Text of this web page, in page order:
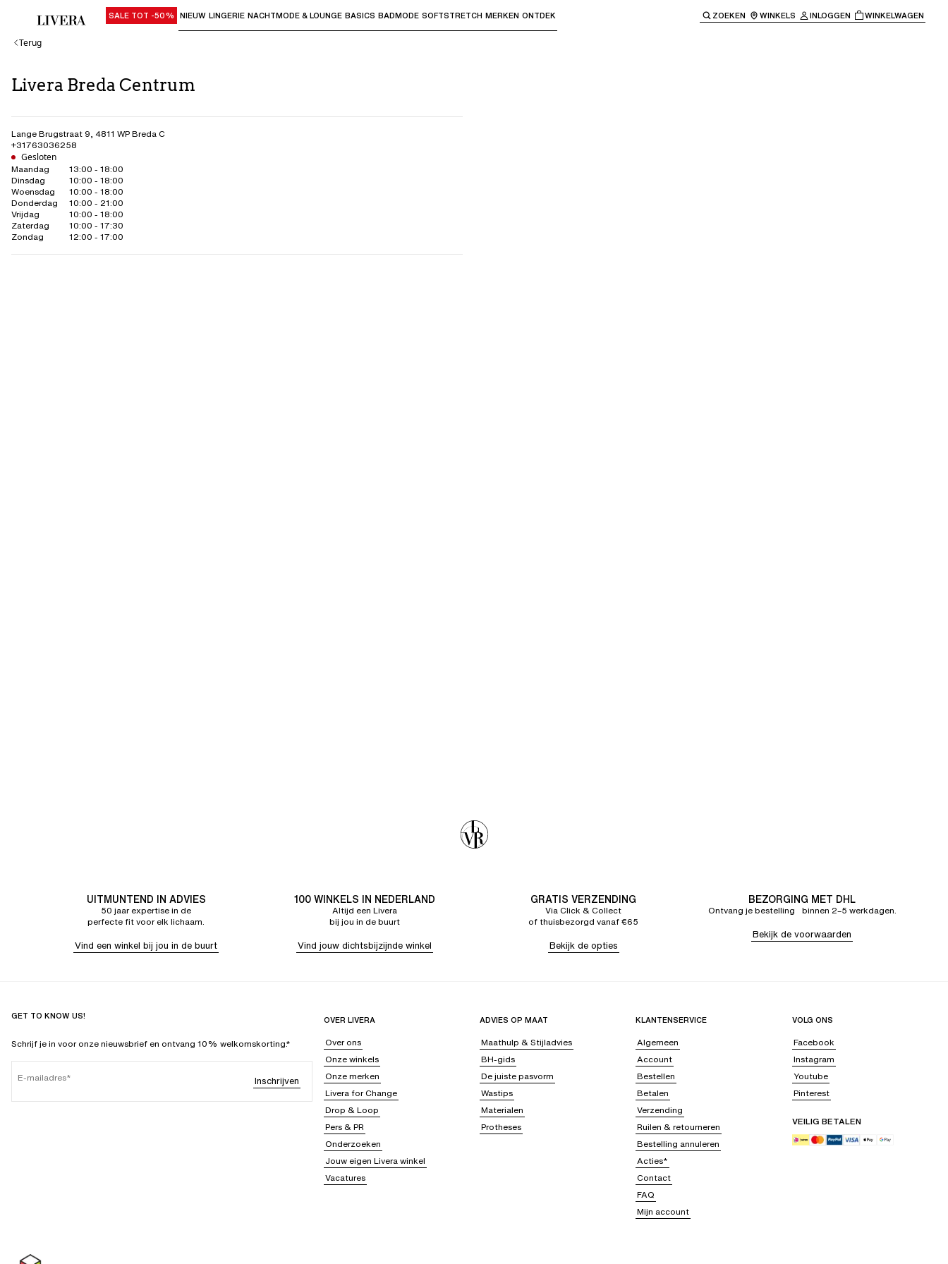
Gebruik "Pijl omlaag" of "Enter" om submenu's te openen en "Pijl omhoog" of "Escape" om terug te keren naar de hoofdnavigatie.
SALE TOT -50% NIEUW LINGERIE NACHTMODE & LOUNGE BASICS BADMODE SOFTSTRETCH MERKEN ONTDEK ZOEKEN WINKELS INLOGGEN WINKELWAGEN
Terug
Livera Breda Centrum
Lange Brugstraat 9, 4811 WPBreda C
+31763036258
Gesloten
Maandag
13:00 - 18:00
Dinsdag
10:00 - 18:00
Woensdag
10:00 - 18:00
Donderdag
10:00 - 21:00
Vrijdag
10:00 - 18:00
Zaterdag
10:00 - 17:30
Zondag
12:00 - 17:00
UITMUNTEND IN ADVIES
50 jaar expertise in de
perfecte fit voor elk lichaam.
Vind een winkel bij jou in de buurt
100 WINKELS IN NEDERLAND
Altijd een Livera
bij jou in de buurt
Vind jouw dichtsbijzijnde winkel
GRATIS VERZENDING
Via Click & Collect
of thuisbezorgd vanaf €65
Bekijk de opties
BEZORGING MET DHL
Ontvang je bestelling binnen 2–5 werkdagen.
Bekijk de voorwaarden
GET TO KNOW US!
Schrijf je in voor onze nieuwsbrief en ontvang 10% welkomskorting.*
E-mailadres Inschrijven
OVER LIVERA
Over ons
Onze winkels
Onze merken
Livera for Change
Drop & Loop
Pers & PR
Onderzoeken
Jouw eigen Livera winkel
Vacatures
ADVIES OP MAAT
Maathulp & Stijladvies
BH-gids
De juiste pasvorm
Wastips
Materialen
Protheses
KLANTENSERVICE
Algemeen
Account
Bestellen
Betalen
Verzending
Ruilen & retourneren
Bestelling annuleren
Acties*
Contact
FAQ
Mijn account
VOLG ONS
Facebook
Instagram
Youtube
Pinterest
VEILIG BETALEN